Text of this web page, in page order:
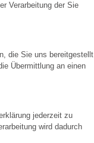
Verarbeitung der Sie
die Sie uns bereitgestellt
Übermittlung an einen
jederzeit zu
wird dadurch